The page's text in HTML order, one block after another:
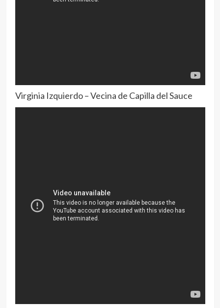
Virginia Izquierdo – Vecina de Capilla del Sauce